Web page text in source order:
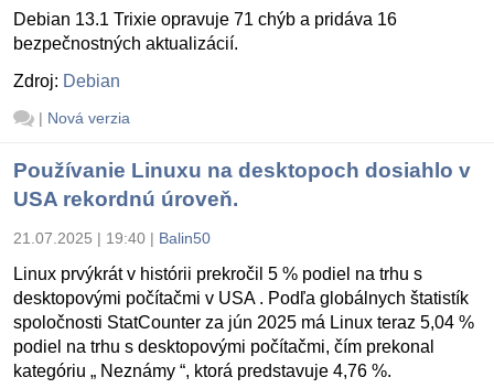
Debian 13.1 Trixie opravuje 71 chýb a pridáva 16
bezpečnostných aktualizácií.
Zdroj: Debian
| Nová verzia
Používanie Linuxu na desktopoch dosiahlo v
USA rekordnú úroveň.
21.07.2025 | 19:40 | Balin50
Linux prvýkrát v histórii prekročil 5 % podiel na trhu s
desktopovými počítačmi v USA . Podľa globálnych štatistík
spoločnosti StatCounter za jún 2025 má Linux teraz 5,04 %
podiel na trhu s desktopovými počítačmi, čím prekonal
kategóriu „ Neznámy “, ktorá predstavuje 4,76 %.